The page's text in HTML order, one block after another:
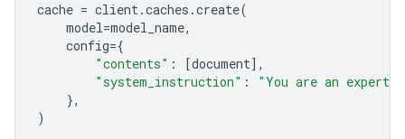
cache = client.caches .create(
model=model_name,
config={
"contents" : [document],
"system_instruction" :
"You are an expert
},
)